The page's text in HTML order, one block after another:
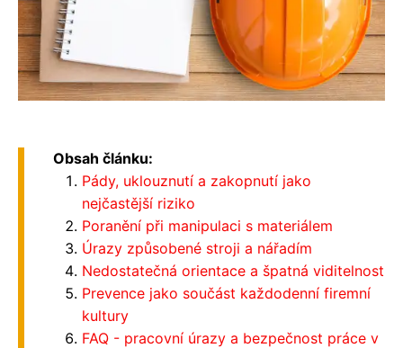
Obsah článku:
Pády, uklouznutí a zakopnutí jako
nejčastější riziko
Poranění při manipulaci s materiálem
Úrazy způsobené stroji a nářadím
Nedostatečná orientace a špatná viditelnost
Prevence jako součást každodenní firemní
kultury
FAQ - pracovní úrazy a bezpečnost práce v